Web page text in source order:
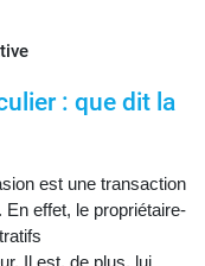
: que dit la
est une transaction
effet, le propriétaire-